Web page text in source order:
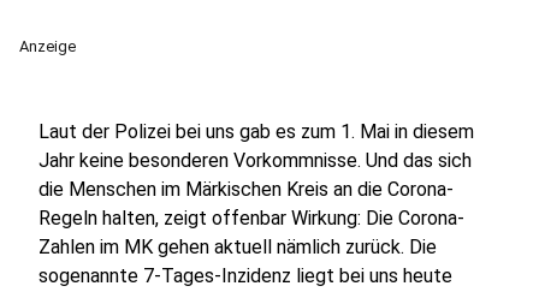
Anzeige
Laut der Polizei bei uns gab es zum 1. Mai in diesem
Jahr keine besonderen Vorkommnisse. Und das sich
die Menschen im Märkischen Kreis an die Corona-
Regeln halten, zeigt offenbar Wirkung: Die Corona-
Zahlen im MK gehen aktuell nämlich zurück. Die
sogenannte 7-Tages-Inzidenz liegt bei uns heute